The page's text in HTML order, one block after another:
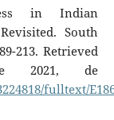
in Indian
South
213. Retrieved
2021, de
fulltext/